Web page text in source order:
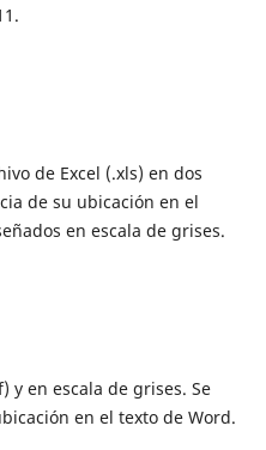
de Excel (.xls) en dos
de su ubicación en el
en escala de grises.
y en escala de grises. Se
en el texto de Word.